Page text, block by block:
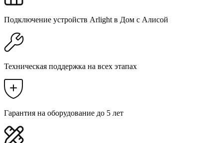
Подключение устройств Arlight в Дом с Алисой
Техническая поддержка на всех этапах
Гарантия на оборудование до 5 лет